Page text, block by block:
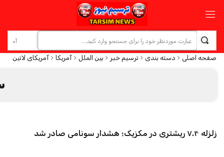
صفحه اصلی دسته بندی ترسیم خبر بین الملل آمریکا آمریکای لاتین
زلزله ۷.۴ ریشتری در مکزیک؛ هشدار سونامی صادر شد